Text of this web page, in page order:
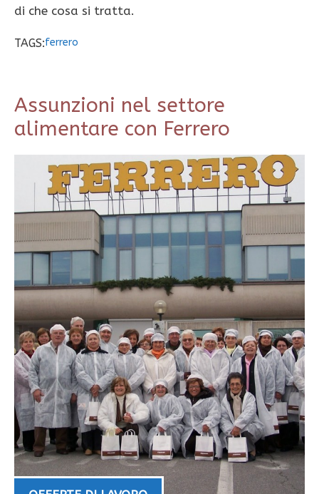
di che cosa si tratta.
TAGS:ferrero
Assunzioni nel settore
alimentare con Ferrero